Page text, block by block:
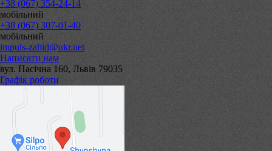
+38 (067) 354-24-14
мобільний
+38 (067) 307-01-40
мобільний
impuls-zahid@ukr.net
Написати нам
вул. Пасічна 160, Львів 79035
Графік роботи